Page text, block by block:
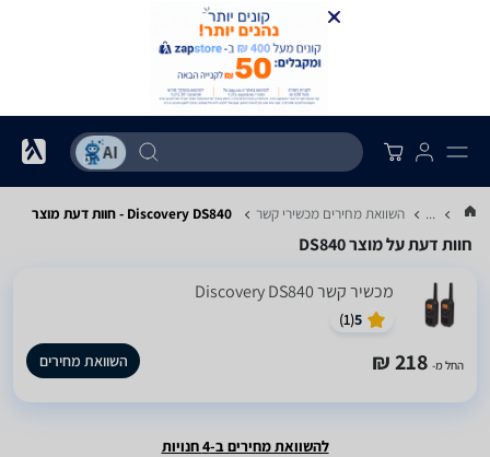
... השוואת מחירים מכשירי קשר Discovery DS840 - חוות דעת מוצר
חוות דעת על מוצר DS840
‏מכשיר קשר Discovery DS840
5
(
1
)
החל מ- 218 ₪ השוואת מחירים
להשוואת מחירים ב-4 חנויות